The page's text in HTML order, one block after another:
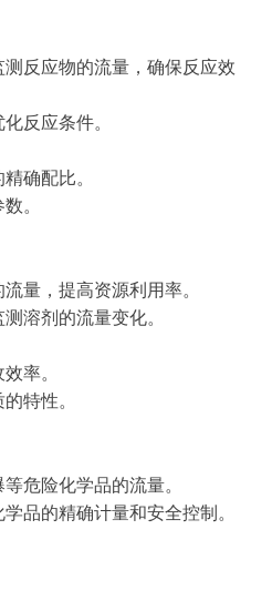
反应物的流量，确保反应效
反应条件。
确配比。
。
量，提高资源利用率。
溶剂的流量变化。
率。
特性。
危险化学品的流量。
品的精确计量和安全控制。